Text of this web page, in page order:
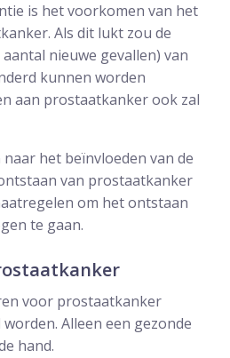
is het voorkomen van het
Als dit lukt zou de
nieuwe gevallen) van
kunnen worden
aan prostaatkanker ook zal
het beïnvloeden van de
van prostaatkanker
om het ontstaan
te gaan.
voor prostaatkanker
Alleen een gezonde
hand.